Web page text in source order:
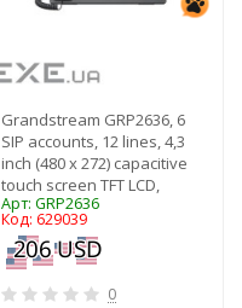
Grandstream GRP2636, 6
SIP accounts, 12 lines, 4,3
inch (480 x 272) capacitive
touch screen TFT LCD,
Арт: GRP2636
Код: 629039
0